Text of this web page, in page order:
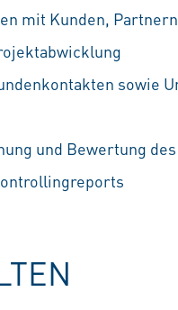
mit Kunden,
sowie
und Bewertung